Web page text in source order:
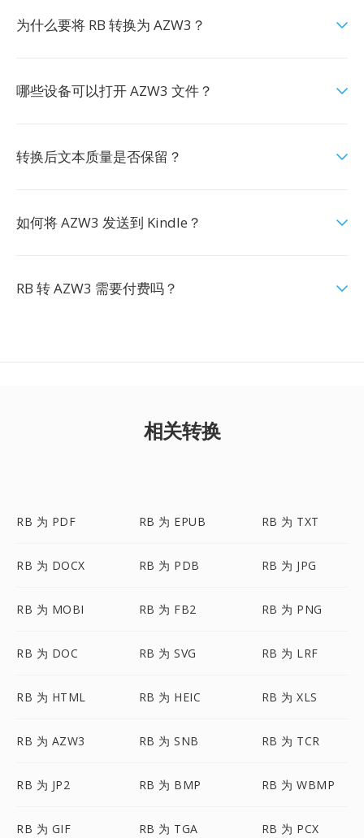
为什么要将 RB 转换为 AZW3？
哪些设备可以打开 AZW3 文件？
转换后文本质量是否保留？
如何将 AZW3 发送到 Kindle？
RB 转 AZW3 需要付费吗？
相关转换
RB 为 PDF RB 为 EPUB RB 为 TXT
RB 为 DOCX RB 为 PDB RB 为 JPG
RB 为 MOBI RB 为 FB2 RB 为 PNG
RB 为 DOC RB 为 SVG RB 为 LRF
RB 为 HTML RB 为 HEIC RB 为 XLS
RB 为 AZW3 RB 为 SNB RB 为 TCR
RB 为 JP2 RB 为 BMP RB 为 WBMP
RB 为 GIF RB 为 TGA RB 为 PCX